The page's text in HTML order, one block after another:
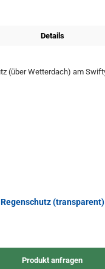
Details
Regenschutz (transparent)
Produkt anfragen